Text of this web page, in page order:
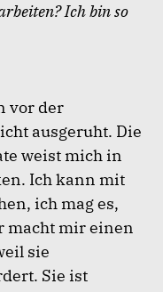
Ich bin so
vor der
ausgeruht. Die
weist mich in
Ich kann mit
ich mag es,
macht mir einen
sie
Sie ist